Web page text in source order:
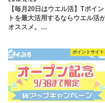
【毎月20日はウエル活】Tポイン
トを最大活用するならウエル活
オススメ。…
ポイントサイト